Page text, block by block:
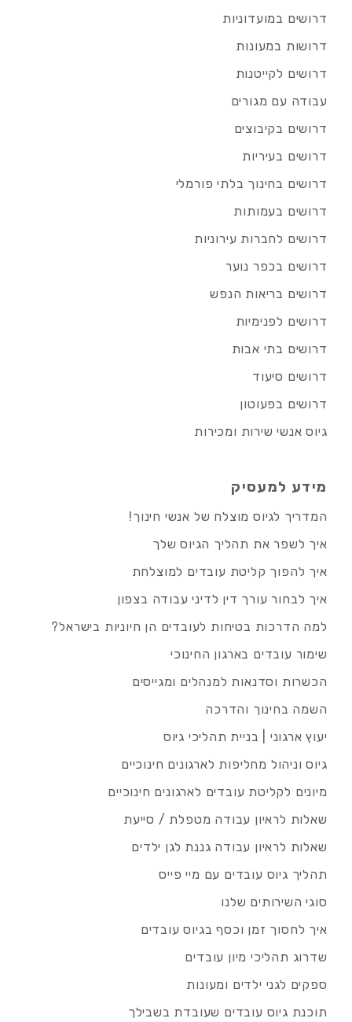
דרושים במועדוניות
דרושות במעונות
דרושים לקייטנות
עבודה עם מגורים
דרושים בקיבוצים
דרושים בעיריות
דרושים בחינוך בלתי פורמלי
דרושים בעמותות
דרושים לחברות עירוניות
דרושים בכפר נוער
דרושים בריאות הנפש
דרושים לפנימיות
דרושים בתי אבות
דרושים סיעוד
דרושים בפעוטון
גיוס אנשי שירות ומכירות
מידע למעסיק
המדריך לגיוס מוצלח של אנשי חינוך!
איך לשפר את תהליך הגיוס שלך
איך להפוך קליטת עובדים למוצלחת
איך לבחור עורך דין לדיני עבודה בצפון
למה הדרכות בטיחות לעובדים הן חיוניות בישראל?
שימור עובדים בארגון החינוכי
הכשרות וסדנאות למנהלים ומגייסים
השמה בחינוך והדרכה
יעוץ ארגוני | בניית תהליכי גיוס
גיוס וניהול מחליפות לארגונים חינוכיים
מיונים לקליטת עובדים לארגונים חינוכיים
שאלות לראיון עבודה מטפלת / סייעת
שאלות לראיון עבודה גננת לגן ילדים
תהליך גיוס עובדים עם מיי פייס
סוגי השירותים שלנו
איך לחסוך זמן וכסף בגיוס עובדים
שדרוג תהליכי מיון עובדים
ספקים לגני ילדים ומעונות
תוכנת גיוס עובדים שעובדת בשבילך